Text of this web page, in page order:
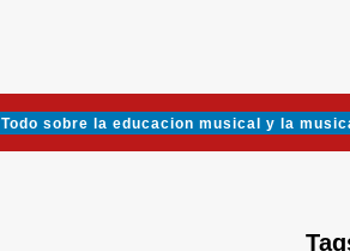
Todo sobre la educacion musical y la